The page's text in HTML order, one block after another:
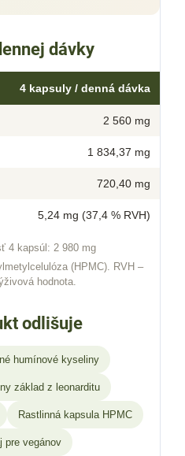
dávky
4 kapsuly / denná dávka
2 560 mg
1 834,37 mg
720,40 mg
5,24 mg (37,4 % RVH)
4 kapsúl: 2 980 mg
(HPMC). RVH –
hodnota.
odlišuje
humínové kyseliny
základ z leonarditu
Rastlinná kapsula HPMC
pre vegánov